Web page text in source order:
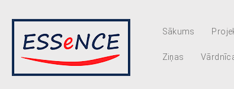
Sākums
Ziņas